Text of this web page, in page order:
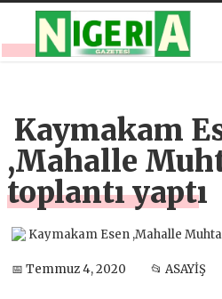
Kaymakam
,Mahalle
toplantı yaptı
📅 Temmuz 4, 2020 📂 ASAYİŞ